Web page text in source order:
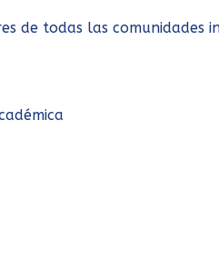
de todas las comunidades